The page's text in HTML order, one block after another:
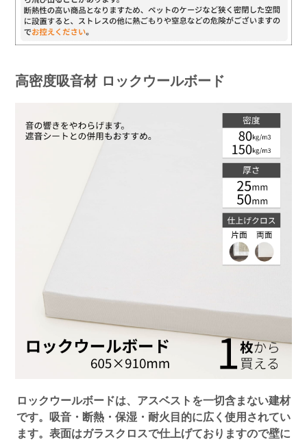
高密度吸音材 ロックウールボード
ロックウールボードは、アスベストを一切含まない建材
です。吸音・断熱・保湿・耐火目的に広く使用されてい
ます。表面はガラスクロスで仕上げておりますので壁に